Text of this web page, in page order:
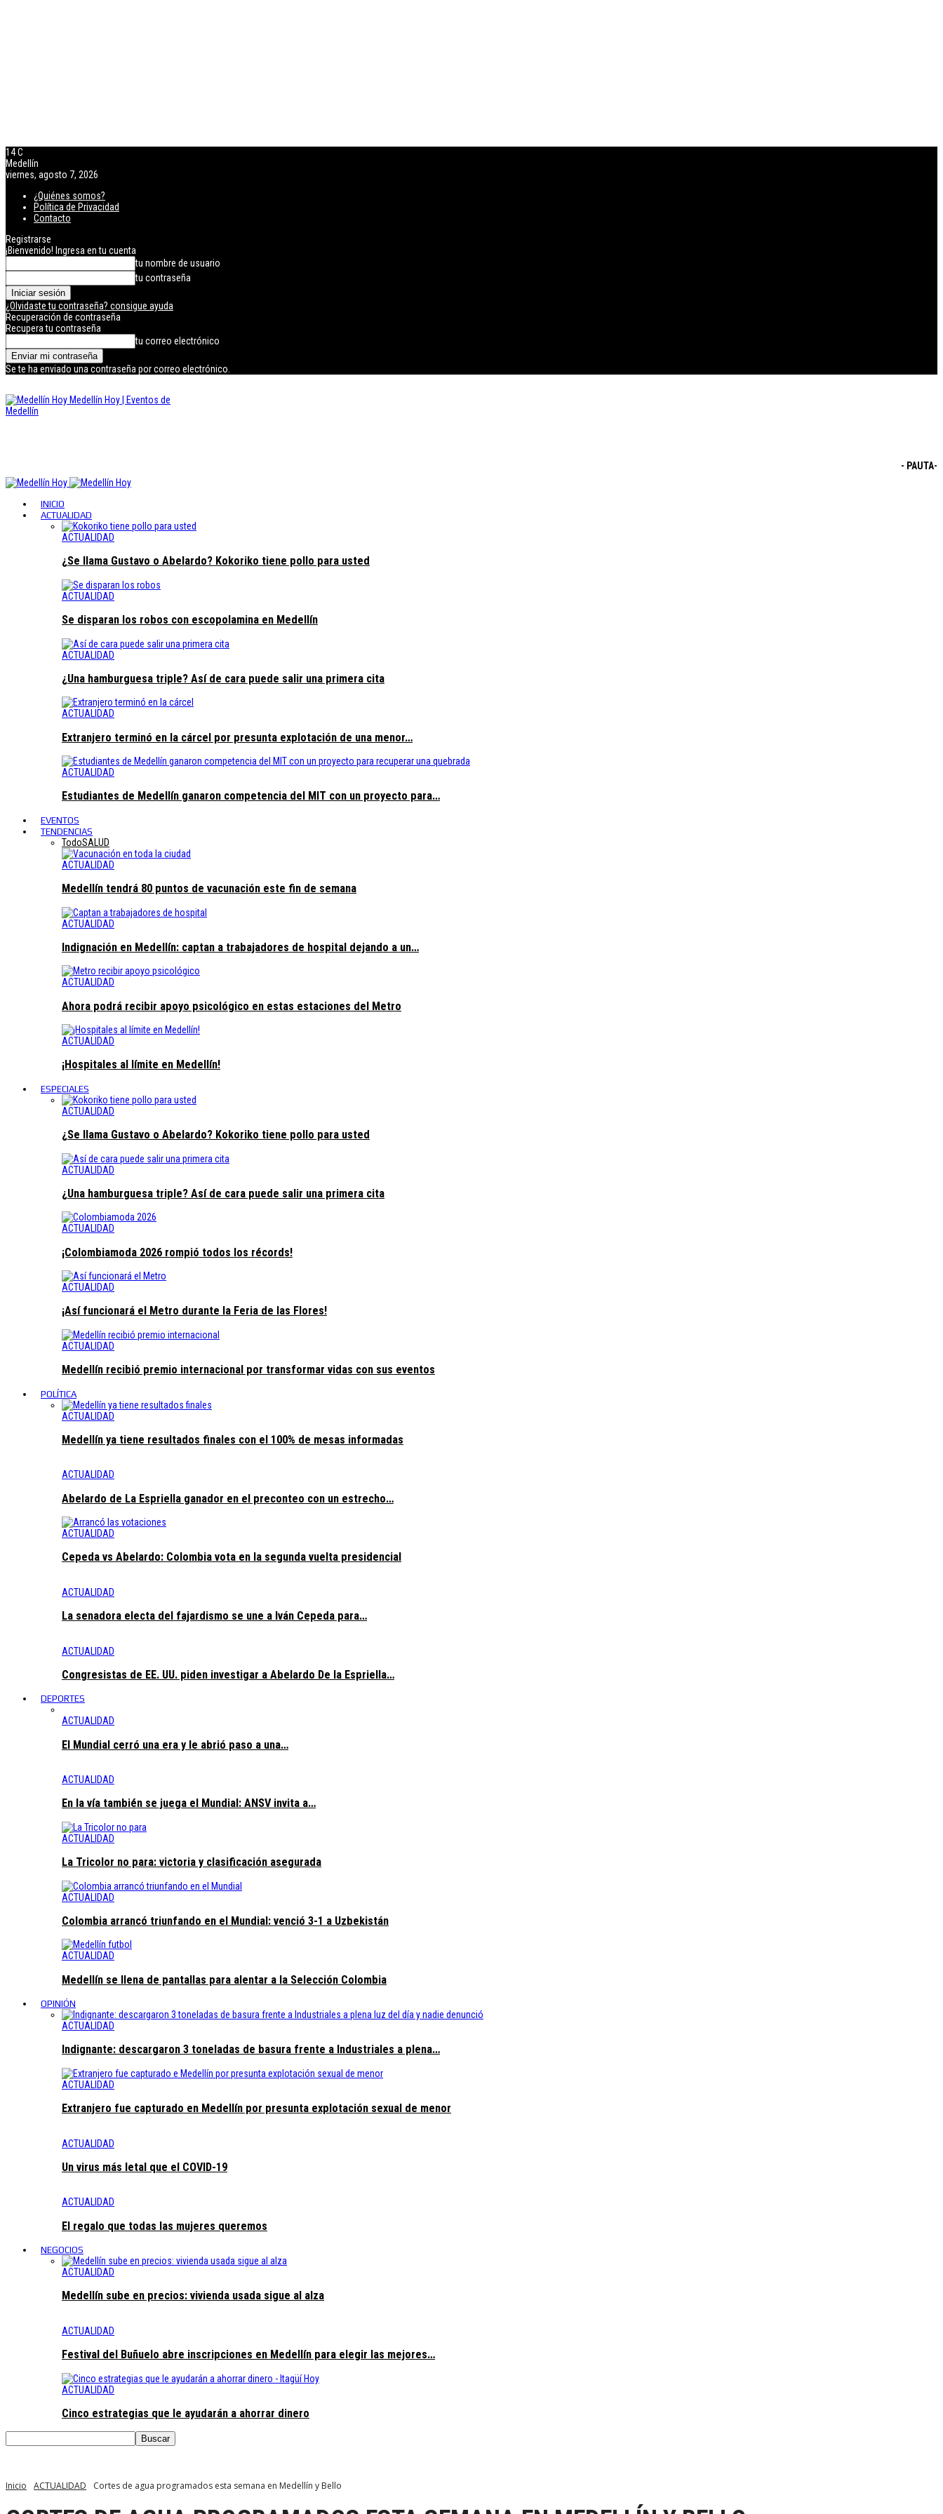
14C
Medellín
viernes, agosto 7, 2026
¿Quiénes somos?
Política de Privacidad
Contacto
Registrarse
¡Bienvenido! Ingresa en tu cuenta
tu nombre de usuario
tu contraseña
¿Olvidaste tu contraseña? consigue ayuda
Recuperación de contraseña
Recupera tu contraseña
tu correo electrónico
Se te ha enviado una contraseña por correo electrónico.
Medellín Hoy | Eventos de
Medellín
- PAUTA-
INICIO
ACTUALIDAD
ACTUALIDAD
¿Se llama Gustavo o Abelardo? Kokoriko tiene pollo para usted
ACTUALIDAD
Se disparan los robos con escopolamina en Medellín
ACTUALIDAD
¿Una hamburguesa triple? Así de cara puede salir una primera cita
ACTUALIDAD
Extranjero terminó en la cárcel por presunta explotación de una menor…
ACTUALIDAD
Estudiantes de Medellín ganaron competencia del MIT con un proyecto para…
EVENTOS
TENDENCIAS
TodoSALUD
ACTUALIDAD
Medellín tendrá 80 puntos de vacunación este fin de semana
ACTUALIDAD
Indignación en Medellín: captan a trabajadores de hospital dejando a un…
ACTUALIDAD
Ahora podrá recibir apoyo psicológico en estas estaciones del Metro
ACTUALIDAD
¡Hospitales al límite en Medellín!
ESPECIALES
ACTUALIDAD
¿Se llama Gustavo o Abelardo? Kokoriko tiene pollo para usted
ACTUALIDAD
¿Una hamburguesa triple? Así de cara puede salir una primera cita
ACTUALIDAD
¡Colombiamoda 2026 rompió todos los récords!
ACTUALIDAD
¡Así funcionará el Metro durante la Feria de las Flores!
ACTUALIDAD
Medellín recibió premio internacional por transformar vidas con sus eventos
POLÍTICA
ACTUALIDAD
Medellín ya tiene resultados finales con el 100% de mesas informadas
ACTUALIDAD
Abelardo de La Espriella ganador en el preconteo con un estrecho…
ACTUALIDAD
Cepeda vs Abelardo: Colombia vota en la segunda vuelta presidencial
ACTUALIDAD
La senadora electa del fajardismo se une a Iván Cepeda para…
ACTUALIDAD
Congresistas de EE. UU. piden investigar a Abelardo De la Espriella…
DEPORTES
ACTUALIDAD
El Mundial cerró una era y le abrió paso a una…
ACTUALIDAD
En la vía también se juega el Mundial: ANSV invita a…
ACTUALIDAD
La Tricolor no para: victoria y clasificación asegurada
ACTUALIDAD
Colombia arrancó triunfando en el Mundial: venció 3-1 a Uzbekistán
ACTUALIDAD
Medellín se llena de pantallas para alentar a la Selección Colombia
OPINIÓN
ACTUALIDAD
Indignante: descargaron 3 toneladas de basura frente a Industriales a plena…
ACTUALIDAD
Extranjero fue capturado en Medellín por presunta explotación sexual de menor
ACTUALIDAD
Un virus más letal que el COVID-19
ACTUALIDAD
El regalo que todas las mujeres queremos
NEGOCIOS
ACTUALIDAD
Medellín sube en precios: vivienda usada sigue al alza
ACTUALIDAD
Festival del Buñuelo abre inscripciones en Medellín para elegir las mejores…
ACTUALIDAD
Cinco estrategias que le ayudarán a ahorrar dinero
Inicio ACTUALIDAD Cortes de agua programados esta semana en Medellín y Bello